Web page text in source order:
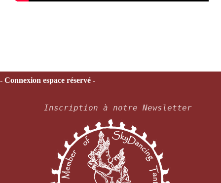
- Connexion espace réservé -
Inscription à notre Newsletter